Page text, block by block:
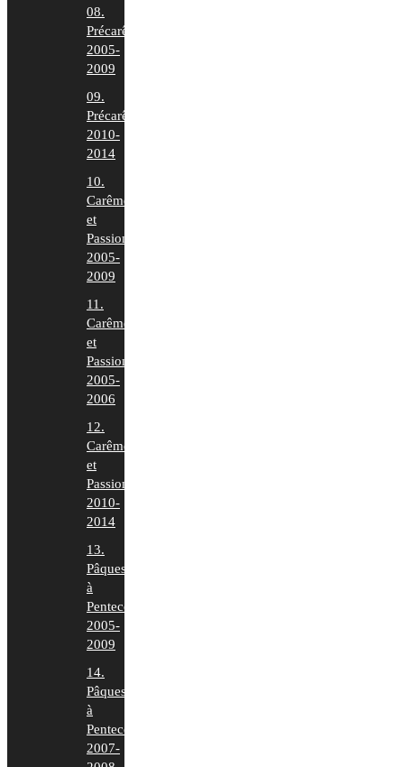
08.
Précarême
2005-
2009
09.
Précarême
2010-
2014
10.
Carême
et
Passion
2005-
2009
11.
Carême
et
Passion
2005-
2006
12.
Carême
et
Passion
2010-
2014
13.
Pâques
à
Pentecôte
2005-
2009
14.
Pâques
à
Pentecôte
2007-